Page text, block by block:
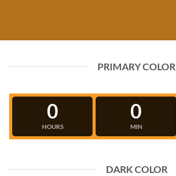
PRIMARY COLOR
0
HOURS
0
MIN
DARK COLOR